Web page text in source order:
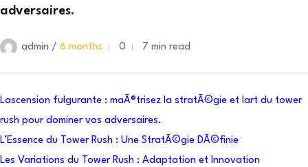
adversaires.
admin / 6 months 0 7 min read
Lascension fulgurante : maÃ®trisez la stratÃ©gie et lart du tower
rush pour dominer vos adversaires.
L’Essence du Tower Rush : Une StratÃ©gie DÃ©finie
Les Variations du Tower Rush : Adaptation et Innovation